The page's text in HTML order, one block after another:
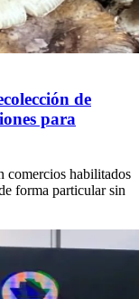
de
para
comercios habilitados
forma particular sin